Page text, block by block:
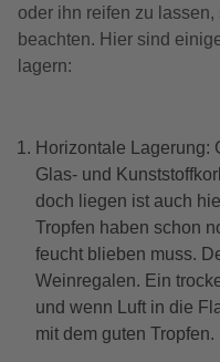
oder ihn reifen zu
beachten. Hier sind
lagern:
Horizontale Lagerung:
Glas- und
doch liegen ist auch
Tropfen haben schon
feucht blieben muss.
Weinregalen. Ein
und wenn Luft in die
mit dem guten Tropfen.